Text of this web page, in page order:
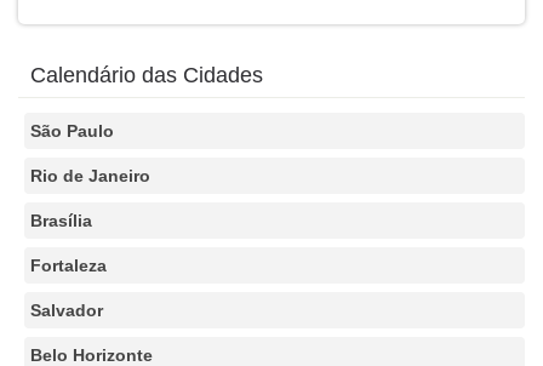
Calendário das Cidades
São Paulo
Rio de Janeiro
Brasília
Fortaleza
Salvador
Belo Horizonte